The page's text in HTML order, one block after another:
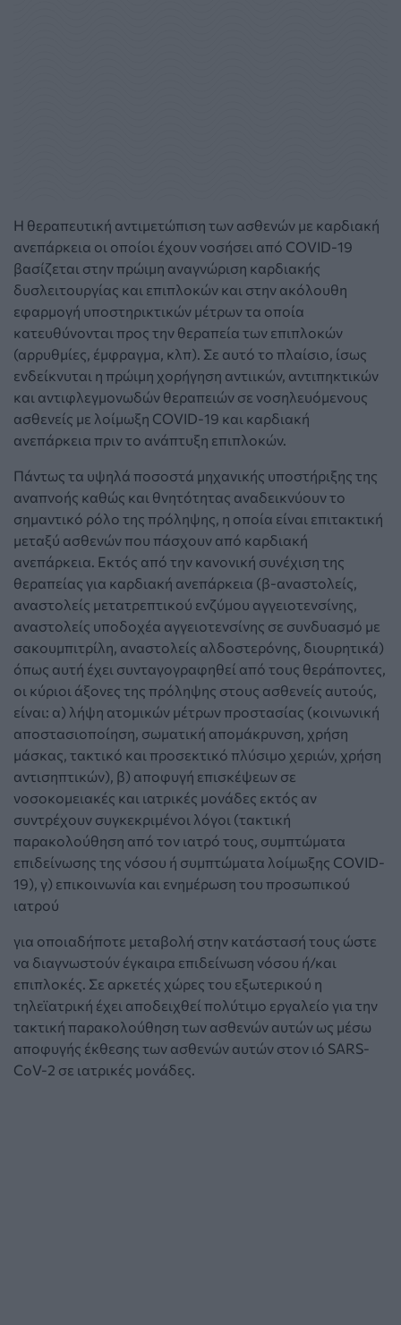
Η θεραπευτική αντιμετώπιση των ασθενών με καρδιακή
ανεπάρκεια οι οποίοι έχουν νοσήσει από COVID-19
βασίζεται στην πρώιμη αναγνώριση καρδιακής
δυσλειτουργίας και επιπλοκών και στην ακόλουθη
εφαρμογή υποστηρικτικών μέτρων τα οποία
κατευθύνονται προς την θεραπεία των επιπλοκών
(αρρυθμίες, έμφραγμα, κλπ). Σε αυτό το πλαίσιο, ίσως
ενδείκνυται η πρώιμη χορήγηση αντιικών, αντιπηκτικών
και αντιφλεγμονωδών θεραπειών σε νοσηλευόμενους
ασθενείς με λοίμωξη COVID-19 και καρδιακή
ανεπάρκεια πριν το ανάπτυξη επιπλοκών.
Πάντως τα υψηλά ποσοστά μηχανικής υποστήριξης της
αναπνοής καθώς και θνητότητας αναδεικνύουν το
σημαντικό ρόλο της πρόληψης, η οποία είναι επιτακτική
μεταξύ ασθενών που πάσχουν από καρδιακή
ανεπάρκεια. Εκτός από την κανονική συνέχιση της
θεραπείας για καρδιακή ανεπάρκεια (β-αναστολείς,
αναστολείς μετατρεπτικού ενζύμου αγγειοτενσίνης,
αναστολείς υποδοχέα αγγειοτενσίνης σε συνδυασμό με
σακουμπιτρίλη, αναστολείς αλδοστερόνης, διουρητικά)
όπως αυτή έχει συνταγογραφηθεί από τους θεράποντες,
οι κύριοι άξονες της πρόληψης στους ασθενείς αυτούς,
είναι: α) λήψη ατομικών μέτρων προστασίας (κοινωνική
αποστασιοποίηση, σωματική απομάκρυνση, χρήση
μάσκας, τακτικό και προσεκτικό πλύσιμο χεριών, χρήση
αντισηπτικών), β) αποφυγή επισκέψεων σε
νοσοκομειακές και ιατρικές μονάδες εκτός αν
συντρέχουν συγκεκριμένοι λόγοι (τακτική
παρακολούθηση από τον ιατρό τους, συμπτώματα
επιδείνωσης της νόσου ή συμπτώματα λοίμωξης COVID-
19), γ) επικοινωνία και ενημέρωση του προσωπικού
ιατρού
για οποιαδήποτε μεταβολή στην κατάστασή τους ώστε
να διαγνωστούν έγκαιρα επιδείνωση νόσου ή/και
επιπλοκές. Σε αρκετές χώρες του εξωτερικού η
τηλεϊατρική έχει αποδειχθεί πολύτιμο εργαλείο για την
τακτική παρακολούθηση των ασθενών αυτών ως μέσω
αποφυγής έκθεσης των ασθενών αυτών στον ιό SARS-
CoV-2 σε ιατρικές μονάδες.